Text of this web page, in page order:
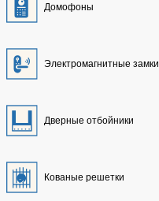
Домофоны
Электромагнитные замки
Дверные отбойники
Кованые решетки